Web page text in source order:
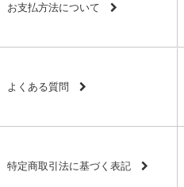
お支払方法について
よくある質問
特定商取引法に基づく表記